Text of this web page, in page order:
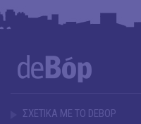
ΣΧΕΤΙΚΑ ΜΕ ΤΟ DEBOP